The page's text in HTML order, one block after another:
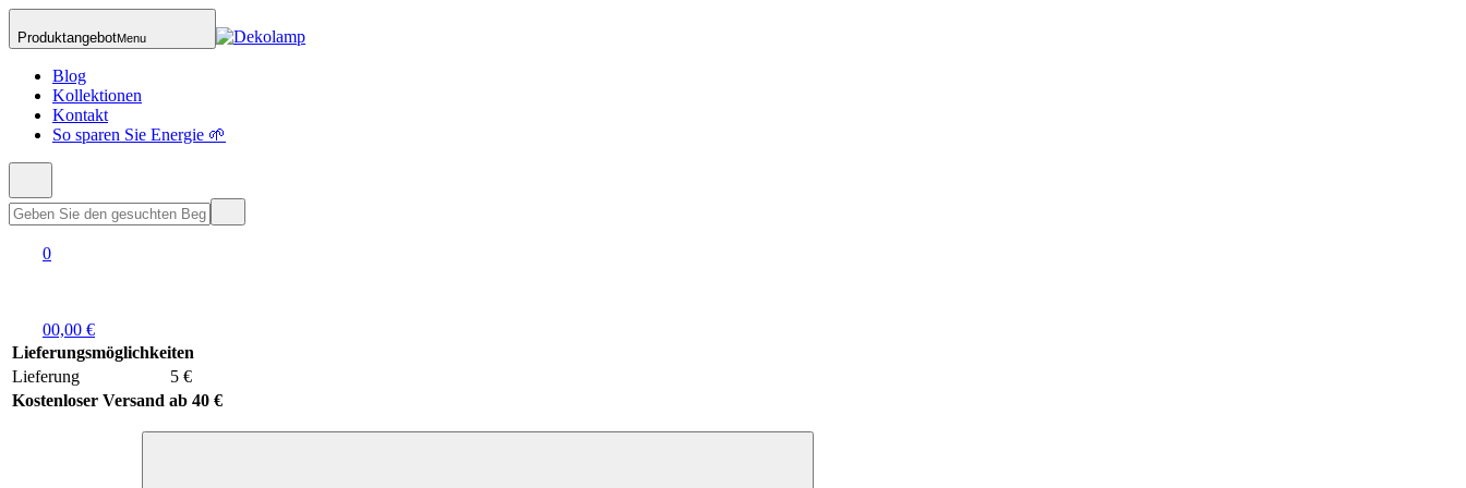
ProduktangebotMenu
Blog
Kollektionen
Kontakt
So sparen Sie Energie 🌱
0
00,00 €
Lieferungsmöglichkeiten
Lieferung
5 €
Kostenloser Versand ab 40 €